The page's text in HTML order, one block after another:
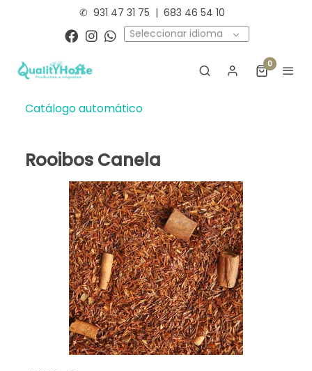
✆ 931 47 31 75 | 683 46 54 10
Seleccionar idioma
0
Catálogo automático
Rooibos Canela